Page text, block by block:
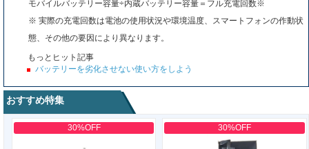
モバイルバッテリー容量÷内蔵バッテリー容量＝フル充電回数※
※ 実際の充電回数は電池の使用状況や環境温度、スマートフォンの作動状
態、その他の要因により異なります。
もっとヒット記事
バッテリーを劣化させない使い方をしよう
おすすめ特集
30%OFF 30%OFF